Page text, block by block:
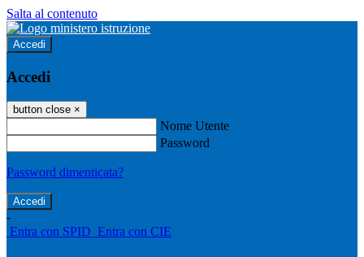
Salta al contenuto
Accedi
Accedi
button close ×
Nome Utente
Password
Password dimenticata?
-
Entra con SPID Entra con CIE